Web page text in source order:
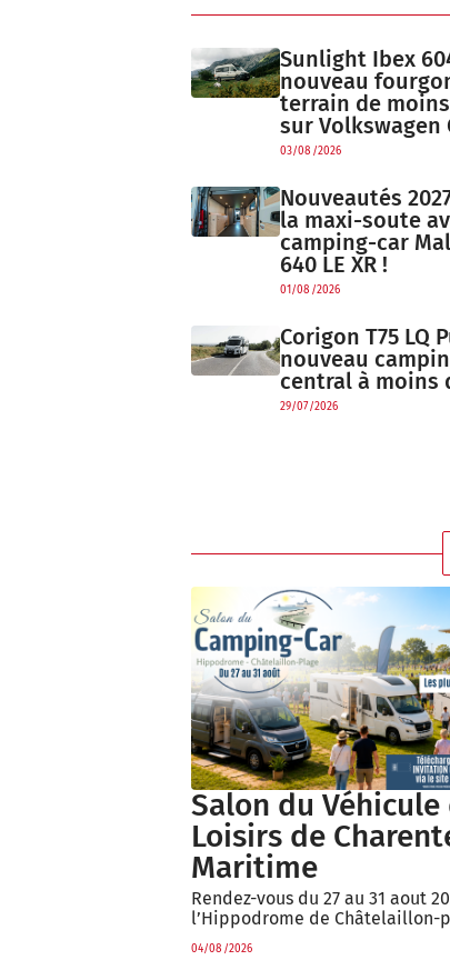
Sunlight Ibex
nouveau
terrain de
sur Volkswagen
03/08/2026
Nouveautés
la maxi-soute
camping-car
640 LE XR !
01/08/2026
Corigon T75 LQ
nouveau
central à moins
29/07/2026
Salon du Véhicule
Loisirs de
Maritime
Rendez-vous du 27 au 31 aout
l’Hippodrome de Châtelaillon-
04/08/2026